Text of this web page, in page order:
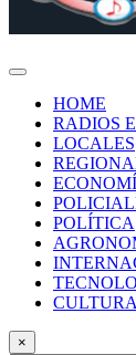
HOME
RADIOS
LOCALES
POLÍTICA
CULTURA
×